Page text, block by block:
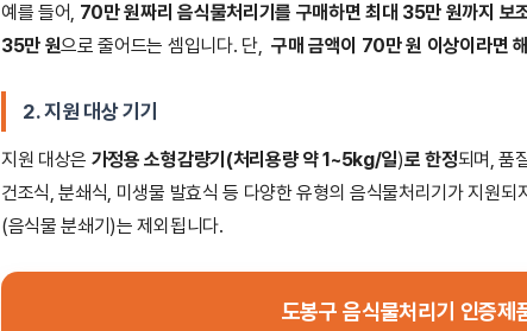
예를 들어, 70만 원짜리 음식물처리기를 구매하면 최대 35만 원까지 보
35만 원으로 줄어드는 셈입니다. 단, 구매 금액이 70만 원 이상이라면
2. 지원 대상 기기
지원 대상은 가정용 소형감량기(처리용량 약 1~5kg/일)로 한정되며, 품
건조식, 분쇄식, 미생물 발효식 등 다양한 유형의 음식물처리기가 지원되
(음식물 분쇄기)는 제외됩니다.
도봉구 음식물처리기 인증제